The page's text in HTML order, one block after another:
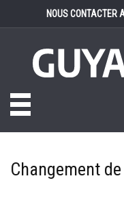
NOUS CONTACTER
Toggle
Changement